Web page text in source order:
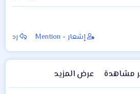
إشعار - Mention رد
مشاهدة عرض المزيد